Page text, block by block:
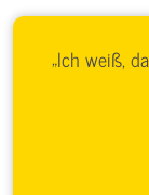
„Ich weiß,